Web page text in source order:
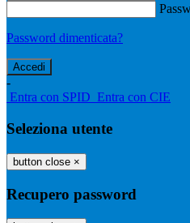
Password dimenticata?
-
Entra con SPID Entra con CIE
Seleziona utente
button close ×
Recupero password